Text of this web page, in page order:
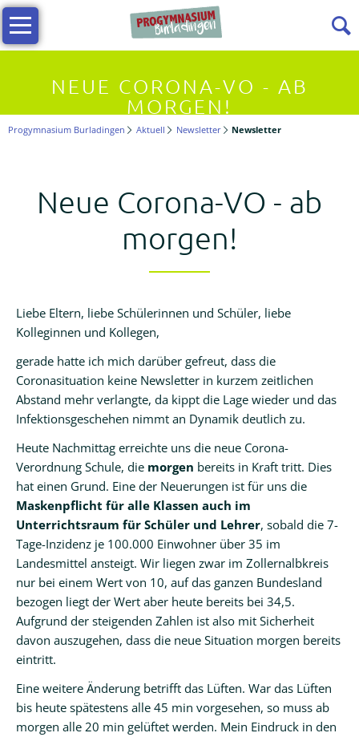
NEUE CORONA-VO - AB
MORGEN!
Navigation
überspringen
Infos
Allgemeine
Förderverein
Termine
Kalender
Aktuell
Newsletter
Intern
Hausordnung
Schulwegeplan
Kontakt
Progymnasium Burladingen Aktuell Newsletter Newsletter
Neue Corona-VO - ab
morgen!
Liebe Eltern, liebe Schülerinnen und Schüler, liebe
Kolleginnen und Kollegen,
gerade hatte ich mich darüber gefreut, dass die
Coronasituation keine Newsletter in kurzem zeitlichen
Abstand mehr verlangte, da kippt die Lage wieder und das
Infektionsgeschehen nimmt an Dynamik deutlich zu.
Heute Nachmittag erreichte uns die neue Corona-
Verordnung Schule, die morgen bereits in Kraft tritt. Dies
hat einen Grund. Eine der Neuerungen ist für uns die
Maskenpflicht für alle Klassen auch im
Unterrichtsraum für Schüler und Lehrer, sobald die 7-
Tage-Inzidenz je 100.000 Einwohner über 35 im
Landesmittel ansteigt. Wir liegen zwar im Zollernalbkreis
nur bei einem Wert von 10, auf das ganzen Bundesland
bezogen liegt der Wert aber heute bereits bei 34,5.
Aufgrund der steigenden Zahlen ist also mit Sicherheit
davon auszugehen, dass die neue Situation morgen bereits
eintritt.
Eine weitere Änderung betrifft das Lüften. War das Lüften
bis heute spätestens alle 45 min vorgesehen, so muss ab
morgen alle 20 min gelüftet werden. Mein Eindruck in den